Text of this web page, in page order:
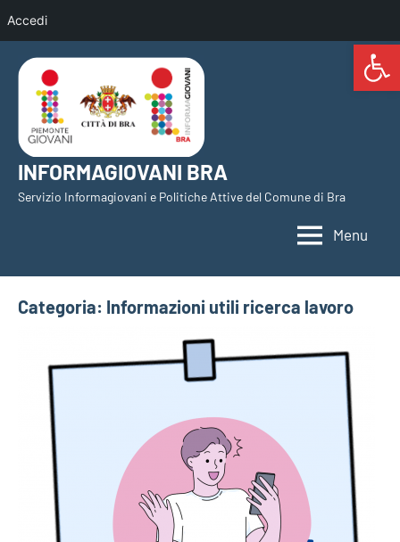
Accedi
contenuto
INFORMAGIOVANI BRA
Servizio Informagiovani e Politiche Attive del Comune di Bra
Menu
Categoria: Informazioni utili ricerca lavoro